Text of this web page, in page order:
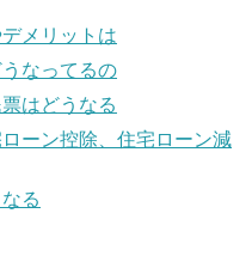
メリットは
なってるの
はどうなる
ーン控除、住宅ローン減
る